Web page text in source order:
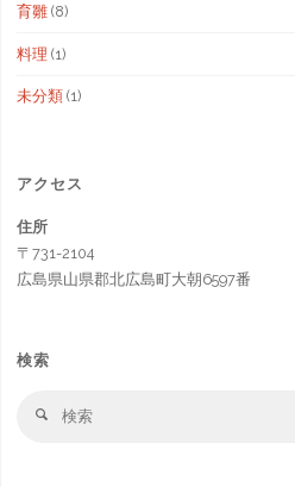
育雛(8)
料理 (1)
未分類(1)
アクセス
住所
〒731-2104
広島県山県郡北広島町大朝6597番
検索
検